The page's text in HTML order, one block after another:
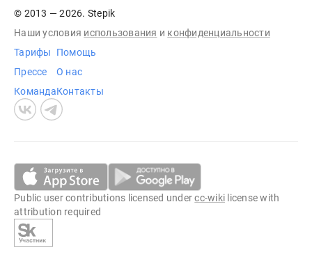
© 2013 — 2026. Stepik
Наши условия использования и конфиденциальности
Тарифы
Прессе
Команда
Помощь
О нас
Контакты
Public user contributions licensed undercc-wiki license with
attribution required